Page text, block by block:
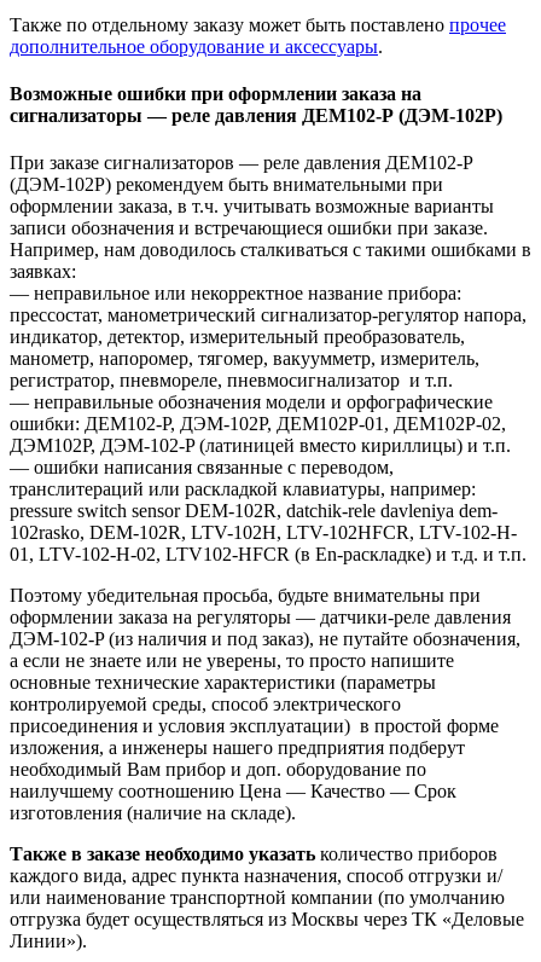
Также по отдельному заказу может быть поставлено прочее
дополнительное оборудование и аксессуары.
Возможные ошибки при оформлении заказа на
сигнализаторы — реле давления ДЕМ102-Р (ДЭМ-102Р)
При заказе сигнализаторов — реле давления ДЕМ102-Р
(ДЭМ-102Р) рекомендуем быть внимательными при
оформлении заказа, в т.ч. учитывать возможные варианты
записи обозначения и встречающиеся ошибки при заказе.
Например, нам доводилось сталкиваться с такими ошибками в
заявках:
— неправильное или некорректное название прибора:
прессостат, манометрический сигнализатор-регулятор напора,
индикатор, детектор, измерительный преобразователь,
манометр, напоромер, тягомер, вакуумметр, измеритель,
регистратор, пневмореле, пневмосигнализатор и т.п.
— неправильные обозначения модели и орфографические
ошибки: ДЕМ102-Р, ДЭМ-102Р, ДЕМ102Р-01, ДЕМ102Р-02,
ДЭМ102Р, ДЭМ-102-P (латиницей вместо кириллицы) и т.п.
— ошибки написания связанные с переводом,
транслитераций или раскладкой клавиатуры, например:
pressure switch sensor DEM-102R, datchik-rele davleniya dem-
102rasko, DEM-102R, LTV-102H, LTV-102HFCR, LTV-102-H-
01, LTV-102-H-02, LTV102-HFCR (в En-раскладке) и т.д. и т.п.
Поэтому убедительная просьба, будьте внимательны при
оформлении заказа на регуляторы — датчики-реле давления
ДЭМ-102-P (из наличия и под заказ), не путайте обозначения,
а если не знаете или не уверены, то просто напишите
основные технические характеристики (параметры
контролируемой среды, способ электрического
присоединения и условия эксплуатации) в простой форме
изложения, а инженеры нашего предприятия подберут
необходимый Вам прибор и доп. оборудование по
наилучшему соотношению Цена — Качество — Срок
изготовления (наличие на складе).
Также в заказе необходимо указать количество приборов
каждого вида, адрес пункта назначения, способ отгрузки и/
или наименование транспортной компании (по умолчанию
отгрузка будет осуществляться из Москвы через ТК «Деловые
Линии»).